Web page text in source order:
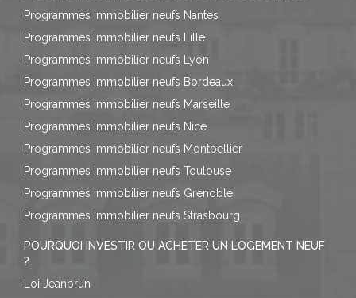
Programmes immobilier neufs Nantes
Programmes immobilier neufs Lille
Programmes immobilier neufs Lyon
Programmes immobilier neufs Bordeaux
Programmes immobilier neufs Marseille
Programmes immobilier neufs Nice
Programmes immobilier neufs Montpellier
Programmes immobilier neufs Toulouse
Programmes immobilier neufs Grenoble
Programmes immobilier neufs Strasbourg
POURQUOI INVESTIR OU ACHETER UN LOGEMENT NEUF
?
Loi Jeanbrun